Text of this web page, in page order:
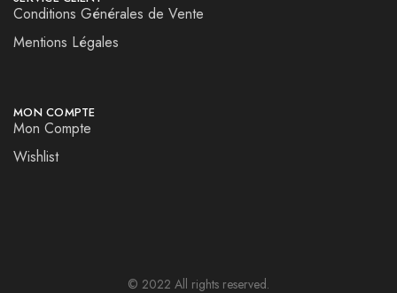
Conditions Générales de Vente
Mentions Légales
MON COMPTE
Mon Compte
Wishlist
© 2022 All rights reserved.